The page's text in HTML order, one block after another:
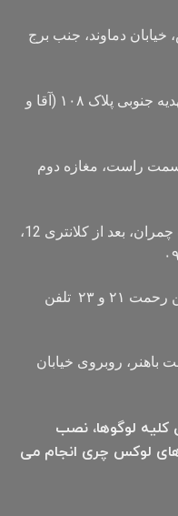
خیابان دماوند، جنب برج
: خیابان جی خیابان مهدیه جنوبی پلاک ۱۰۸ (آقا و
۳۷، پاشازاده ۴، سمت راست، مغازه دوم
: بلوار چمران، بعد از پارک چمران، بعد از کلانتری 12،
: بلوار رحمت شرقی، بین رحمت ۲۱ و ۲۳ تلفن
باهنر، روبروی خیابان
لوگوها، نصب
لوکس چری انجام می